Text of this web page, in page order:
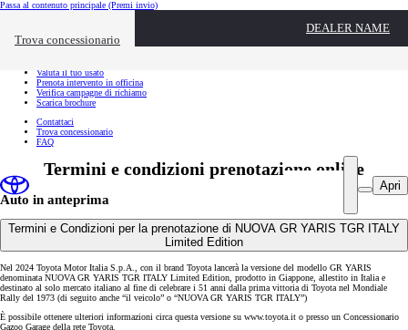
Passa al contenuto principale (Premi invio)
Trova concessionario
DEALER NAME
Link utili Chiudi overlay
Valuta il tuo usato
Prenota intervento in officina
Verifica campagne di richiamo
Scarica brochure
Contattaci
Trova concessionario
FAQ
Apri
Termini e condizioni prenotazione online
Auto in anteprima
Termini e Condizioni per la prenotazione di NUOVA GR YARIS TGR ITALY
Limited Edition
Nel 2024 Toyota Motor Italia S.p.A., con il brand Toyota lancerà la versione del modello GR YARIS
denominata NUOVA GR YARIS TGR ITALY Limited Edition, prodotto in Giappone, allestito in Italia e
destinato al solo mercato italiano al fine di celebrare i 51 anni dalla prima vittoria di Toyota nel Mondiale
Rally del 1973 (di seguito anche “il veicolo” o “NUOVA GR YARIS TGR ITALY”)
È possibile ottenere ulteriori informazioni circa questa versione su www.toyota.it o presso un Concessionario
Gazoo Garage della rete Toyota.